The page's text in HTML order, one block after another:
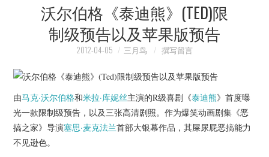
映像快讯
海报剧照
脱口秀
杂七杂八
沃尔伯格《泰迪熊》(TED)限
制级预告以及苹果版预告
2012-04-05 三月鸟 撰写留言
由马克·沃尔伯格和米拉·库妮丝主演的R级喜剧《泰迪熊》首度曝
光一款限制级预告，以及三张高清剧照。作为爆笑动画剧集《恶
搞之家》导演塞思·麦克法兰首部大银幕作品，其屎尿屁恶搞能力
不见逊色。